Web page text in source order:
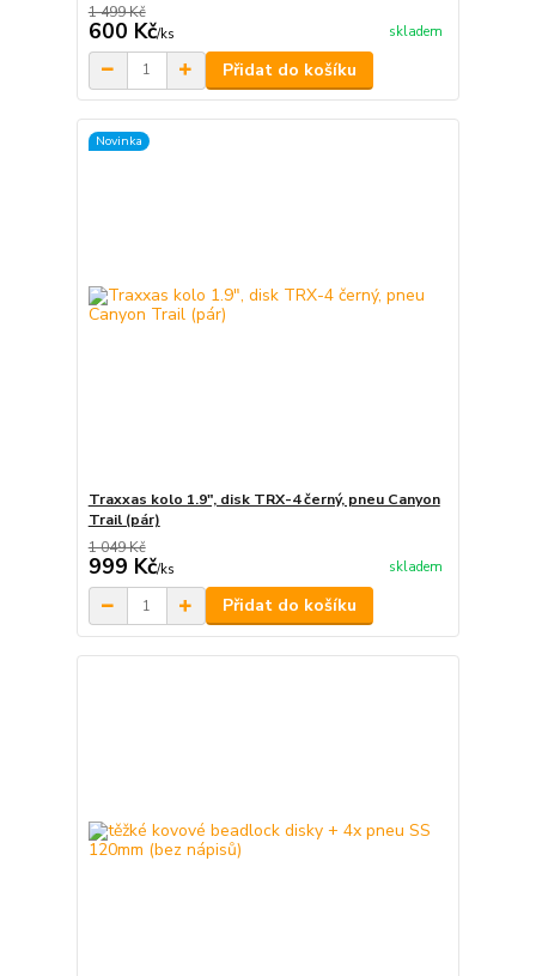
1 499 Kč
600 Kč/ks skladem
Přidat do košíku
Novinka
Traxxas kolo 1.9", disk TRX-4 černý, pneu Canyon
Trail (pár)
1 049 Kč
999 Kč/ks skladem
Přidat do košíku